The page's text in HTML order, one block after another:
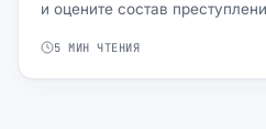
и оцените состав
5 МИН ЧТЕНИЯ